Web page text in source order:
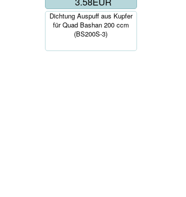
Korb..
Dichtung Auspuff aus Kupfer
für Quad Bashan 200 ccm
(BS200S-3)